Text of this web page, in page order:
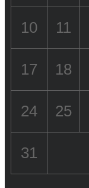
10 11
17 18
24 25
31